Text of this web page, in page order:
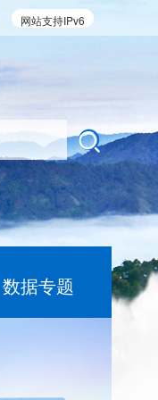
网站支持IPv6
数据专题